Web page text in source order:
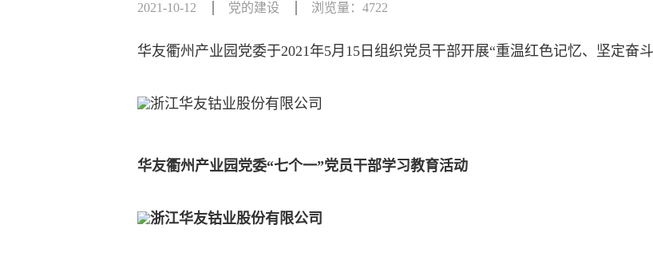
2021-10-12 党的建设 浏览量：4722
华友衢州产业园党委于2021年5月15日组织党员干部开展“重温红色记忆、坚定奋
华友衢州产业园党委“七个一”党员干部学习教育活动